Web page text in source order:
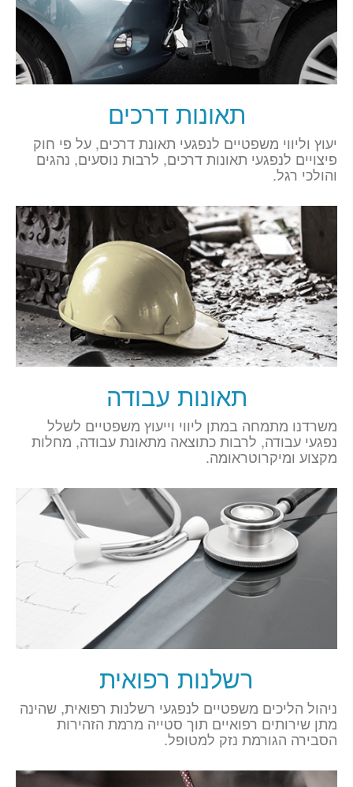
תאונות דרכים
יעוץ וליווי משפטיים לנפגעי תאונת דרכים, על פי חוק
פיצויים לנפגעי תאונות דרכים, לרבות נוסעים, נהגים
והולכי רגל.
תאונות עבודה
משרדנו מתמחה במתן ליווי וייעוץ משפטיים לשלל
נפגעי עבודה, לרבות כתוצאה מתאונת עבודה, מחלות
מקצוע ומיקרוטראומה.
רשלנות רפואית
ניהול הליכים משפטיים לנפגעי רשלנות רפואית, שהינה
מתן שירותים רפואיים תוך סטייה מרמת הזהירות
הסבירה הגורמת נזק למטופל.